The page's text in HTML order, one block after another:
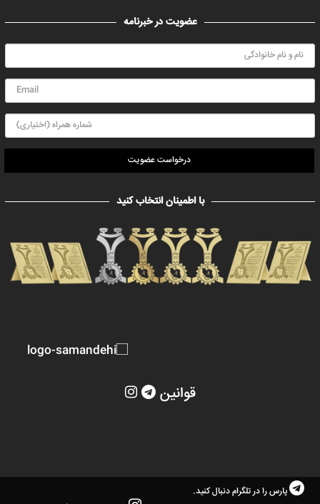
عضویت در خبرنامه
درخواست عضویت
با اطمینان انتخاب کنید
قوانین
پارس را در تلگرام دنبال کنید.